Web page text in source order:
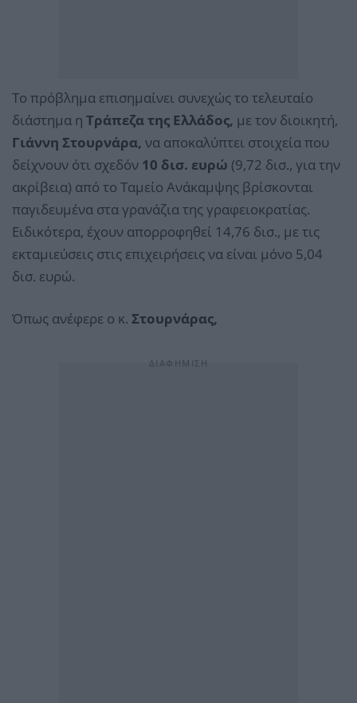
Το πρόβλημα επισημαίνει συνεχώς το τελευταίο
διάστημα η Τράπεζα της Ελλάδος, με τον διοικητή,
Γιάννη Στουρνάρα, να αποκαλύπτει στοιχεία που
δείχνουν ότι σχεδόν 10 δισ. ευρώ (9,72 δισ., για την
ακρίβεια) από το Ταμείο Ανάκαμψης βρίσκονται
παγιδευμένα στα γρανάζια της γραφειοκρατίας.
Ειδικότερα, έχουν απορροφηθεί 14,76 δισ., με τις
εκταμιεύσεις στις επιχειρήσεις να είναι μόνο 5,04
δισ. ευρώ.
Όπως ανέφερε ο κ. Στουρνάρας,